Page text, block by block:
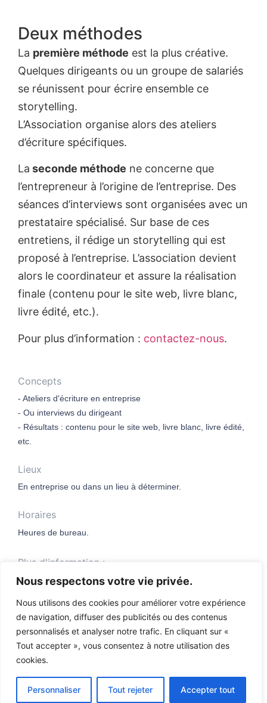
Nous respectons votre vie privée.
Nous utilisons des cookies pour améliorer votre expérience
de navigation, diffuser des publicités ou des contenus
personnalisés et analyser notre trafic. En cliquant sur «
Tout accepter », vous consentez à notre utilisation des
cookies.
Personnaliser Tout rejeter Accepter tout
Deux méthodes
La première méthode est la plus créative.
Quelques dirigeants ou un groupe de salariés
se réunissent pour écrire ensemble ce
storytelling.
L’Association organise alors des ateliers
d’écriture spécifiques.
La seconde méthode ne concerne que
l’entrepreneur à l’origine de l’entreprise. Des
séances d’interviews sont organisées avec un
prestataire spécialisé. Sur base de ces
entretiens, il rédige un storytelling qui est
proposé à l’entreprise. L’association devient
alors le coordinateur et assure la réalisation
finale (contenu pour le site web, livre blanc,
livre édité, etc.).
Pour plus d’information : contactez-nous.
Concepts
- Ateliers d'écriture en entreprise
- Ou interviews du dirigeant
- Résultats : contenu pour le site web, livre blanc, livre édité,
etc.
Lieux
En entreprise ou dans un lieu à déterminer.
Horaires
Heures de bureau.
Plus d'information :
Contactez-nous !
Conditions générales
Tous droits réservés